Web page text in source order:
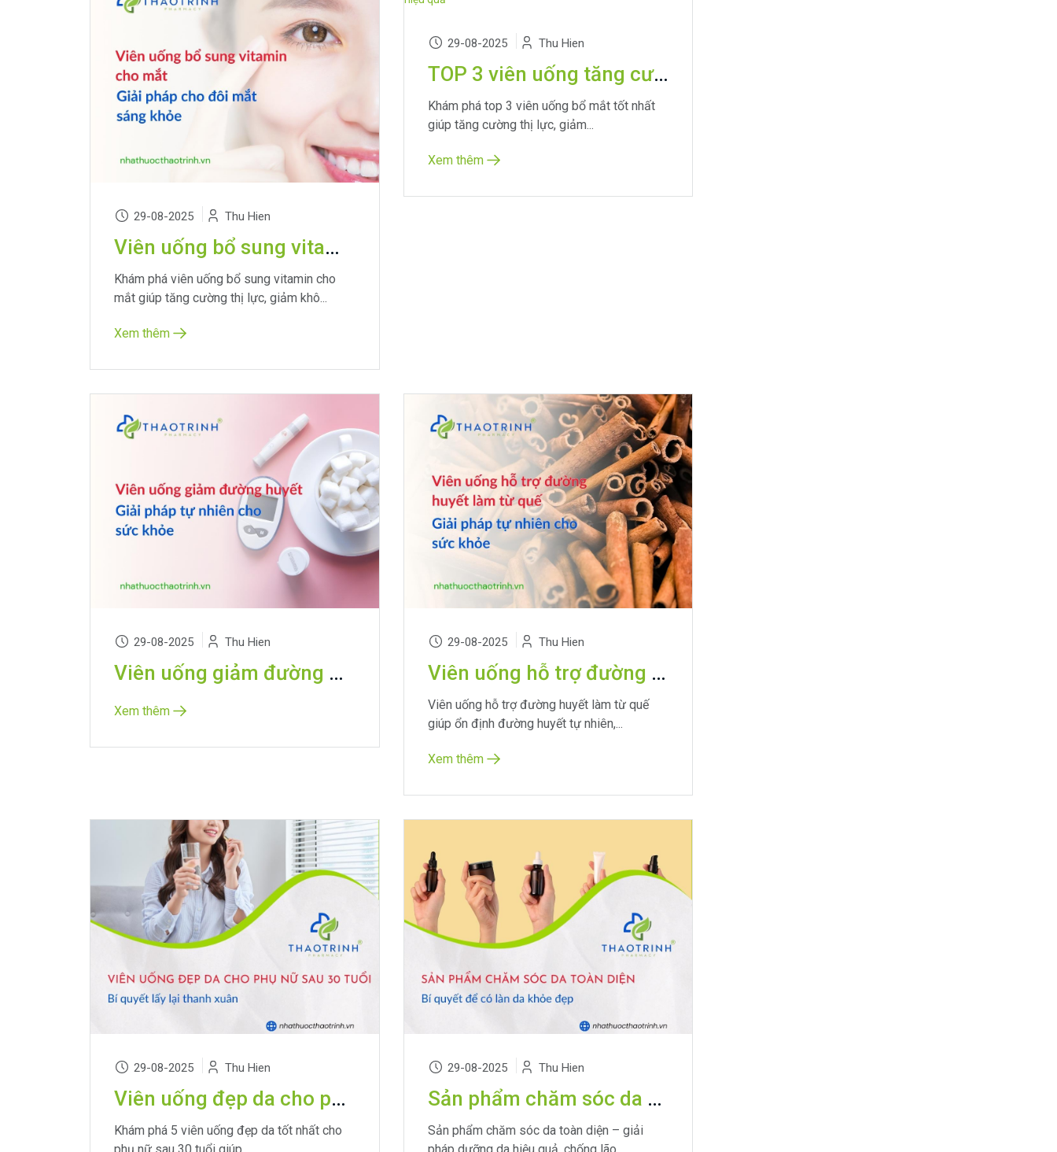
29-08-2025 Thu Hien
Viên uống bổ sung vitamin cho mắt: Giải pháp cho đôi mắt sáng khỏe
Khám phá viên uống bổ sung vitamin cho
mắt giúp tăng cường thị lực, giảm khô...
Xem thêm
29-08-2025 Thu Hien
TOP 3 viên uống tăng cường thị lực cho mắt an toàn và hiệu quả
Khám phá top 3 viên uống bổ mắt tốt nhất
giúp tăng cường thị lực, giảm...
Xem thêm
29-08-2025 Thu Hien
Viên uống giảm đường huyết: Giải pháp tự nhiên cho sức khỏe
Xem thêm
29-08-2025 Thu Hien
Viên uống hỗ trợ đường huyết làm từ quế: Giải pháp tự nhiên cho sức khỏe
Viên uống hỗ trợ đường huyết làm từ quế
giúp ổn định đường huyết tự nhiên,...
Xem thêm
29-08-2025 Thu Hien
Viên uống đẹp da cho phụ nữ sau 30 tuổi: Bí quyết lấy lại thanh xuân
Khám phá 5 viên uống đẹp da tốt nhất cho
29-08-2025 Thu Hien
Sản phẩm chăm sóc da toàn diện: Bí quyết để có làn da khỏe đẹp
Sản phẩm chăm sóc da toàn diện – giải